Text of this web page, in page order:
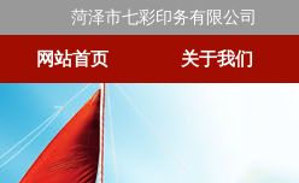
菏泽市七彩印务有限公司
网站首页 关于我们